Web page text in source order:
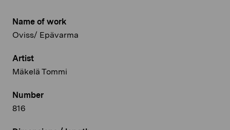
Name of work
Oviss/ Epävarma
Artist
Mäkelä Tommi
Number
816